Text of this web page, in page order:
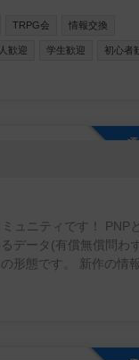
る仲間も募集中です。
TRPG会 情報交換
歓迎 学生歓迎 初心者
ュニティです！ PNP
データ(有償無償問わ
形態です。 新作の情報